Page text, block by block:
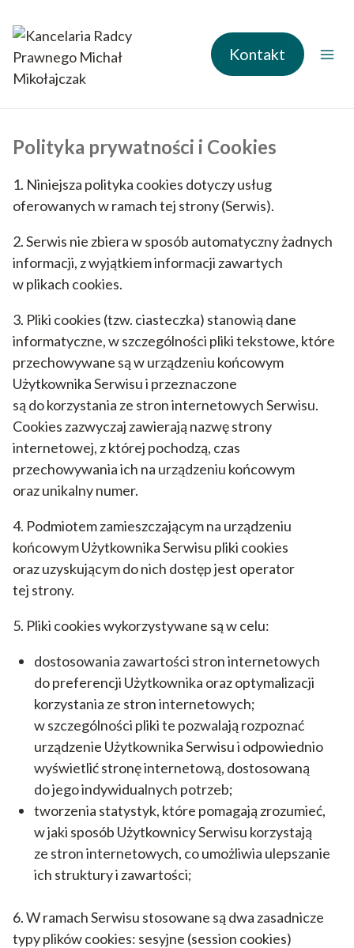
do
treści
Kontakt
Polityka prywatności i Cookies
1. Niniejsza polityka cookies dotyczy usług
oferowanych w ramach tej strony (Serwis).
2. Serwis nie zbiera w sposób automatyczny żadnych
informacji, z wyjątkiem informacji zawartych
w plikach cookies.
3. Pliki cookies (tzw. ciasteczka) stanowią dane
informatyczne, w szczególności pliki tekstowe, które
przechowywane są w urządzeniu końcowym
Użytkownika Serwisu i przeznaczone
są do korzystania ze stron internetowych Serwisu.
Cookies zazwyczaj zawierają nazwę strony
internetowej, z której pochodzą, czas
przechowywania ich na urządzeniu końcowym
oraz unikalny numer.
4. Podmiotem zamieszczającym na urządzeniu
końcowym Użytkownika Serwisu pliki cookies
oraz uzyskującym do nich dostęp jest operator
tej strony.
5. Pliki cookies wykorzystywane są w celu:
dostosowania zawartości stron internetowych
do preferencji Użytkownika oraz optymalizacji
korzystania ze stron internetowych;
w szczególności pliki te pozwalają rozpoznać
urządzenie Użytkownika Serwisu i odpowiednio
wyświetlić stronę internetową, dostosowaną
do jego indywidualnych potrzeb;
tworzenia statystyk, które pomagają zrozumieć,
w jaki sposób Użytkownicy Serwisu korzystają
ze stron internetowych, co umożliwia ulepszanie
ich struktury i zawartości;
6. W ramach Serwisu stosowane są dwa zasadnicze
typy plików cookies: sesyjne (session cookies)